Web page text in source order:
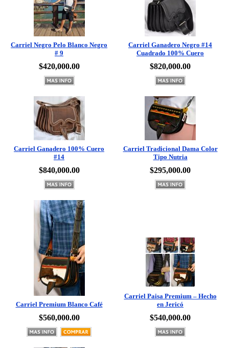
Carriel Negro Pelo Blanco Negro
# 9
$420,000.00
Carriel Ganadero Negro #14
Cuadrado 100% Cuero
$820,000.00
Carriel Ganadero 100% Cuero
#14
$840,000.00
Carriel Tradicional Dama Color
Tipo Nutria
$295,000.00
Carriel Premium Blanco Café
$560,000.00
Carriel Paisa Premium – Hecho
$540,000.00